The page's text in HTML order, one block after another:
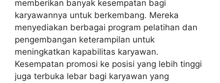
memberikan banyak kesempatan bagi
karyawannya untuk berkembang. Mereka
menyediakan berbagai program pelatihan dan
pengembangan keterampilan untuk
meningkatkan kapabilitas karyawan.
Kesempatan promosi ke posisi yang lebih tinggi
juga terbuka lebar bagi karyawan yang